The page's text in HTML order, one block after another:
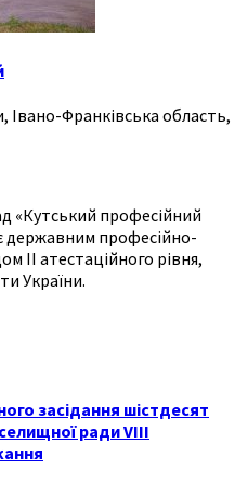
Івано-Франківська область,
«Кутський професійний
державним професійно-
ІІ атестаційного рівня,
України.
засідання шістдесят
селищної ради VIII